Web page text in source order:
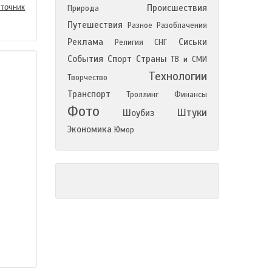
Природа
Происшествия
Путешествия
Разное Разоблачения
Реклама Религия СНГ
Сиськи
События Спорт Страны ТВ и СМИ
Творчество
Технологии
Транспорт Троллинг Финансы
Фото Шоубиз Штуки
Экономика Юмор